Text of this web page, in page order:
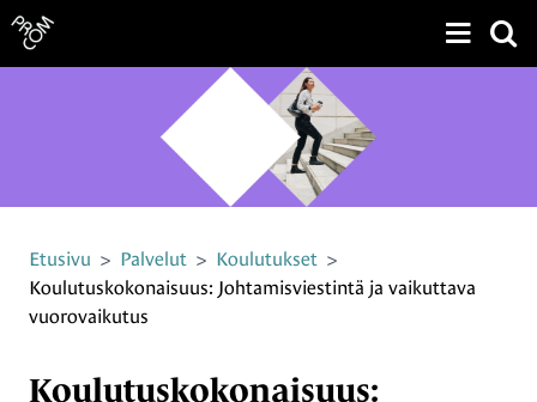
Näytä
Etusivu > Palvelut > Koulutukset >
Koulutuskokonaisuus: Johtamisviestintä ja vaikuttava
vuorovaikutus
Koulutuskokonaisuus: